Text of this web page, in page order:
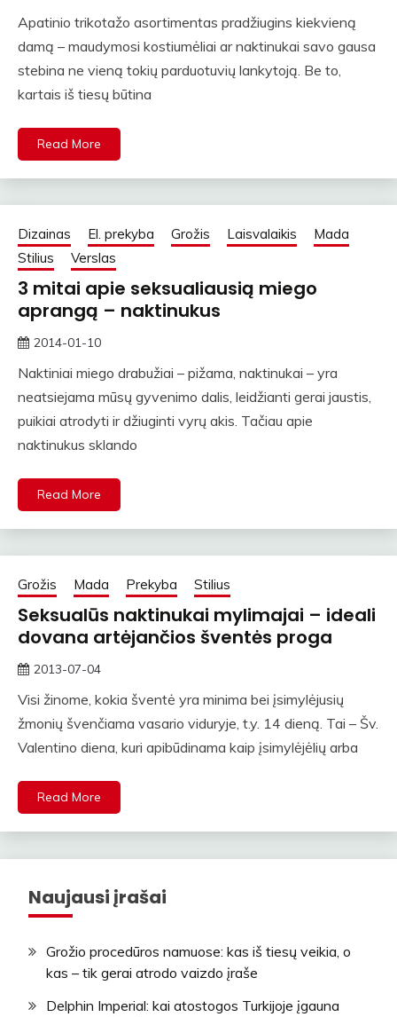
Apatinio trikotažo asortimentas pradžiugins kiekvieną
damą – maudymosi kostiumėliai ar naktinukai savo gausa
stebina ne vieną tokių parduotuvių lankytoją. Be to,
kartais iš tiesų būtina
Read More
Dizainas El. prekyba Grožis Laisvalaikis
Mada
Stilius
Verslas
3 mitai apie seksualiausią miego
aprangą – naktinukus
2014-01-10
Naktiniai miego drabužiai – pižama, naktinukai – yra
neatsiejama mūsų gyvenimo dalis, leidžianti gerai jaustis,
puikiai atrodyti ir džiuginti vyrų akis. Tačiau apie
naktinukus sklando
Read More
Grožis Mada Prekyba Stilius
Seksualūs naktinukai mylimajai – ideali
dovana artėjančios šventės proga
2013-07-04
Visi žinome, kokia šventė yra minima bei įsimylėjusių
žmonių švenčiama vasario viduryje, t.y. 14 dieną. Tai – Šv.
Valentino diena, kuri apibūdinama kaip įsimylėjėlių arba
Read More
Naujausi įrašai
Grožio procedūros namuose: kas iš tiesų veikia, o
kas – tik gerai atrodo vaizdo įraše
Delphin Imperial: kai atostogos Turkijoje įgauna